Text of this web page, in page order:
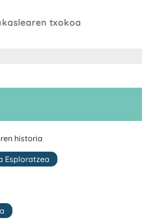
txokoa
historia
Esploratzea